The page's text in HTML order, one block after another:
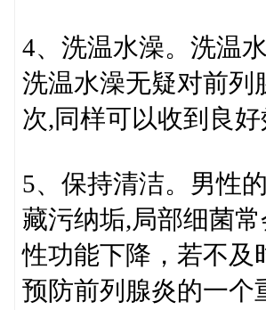
4、洗温水澡。洗温
洗温水澡无疑对前列
次,同样可以收到良好
5、保持清洁。男性
藏污纳垢,局部细菌
性功能下降，若不及
预防前列腺炎的一个